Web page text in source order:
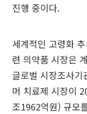
진행 중이다.
세계적인 고령화
련 의약품 시장은
글로벌 시장조사기
머 치료제 시장이
조1962억원) 규모